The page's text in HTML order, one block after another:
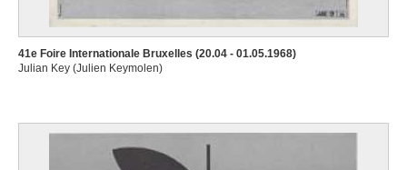
41e Foire Internationale Bruxelles (20.04 - 01.05.1968)
Julian Key (Julien Keymolen)